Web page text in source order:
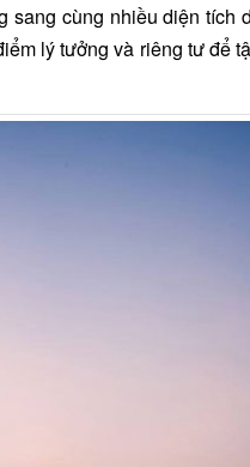
sang cùng nhiều diện tích
lý tưởng và riêng tư để